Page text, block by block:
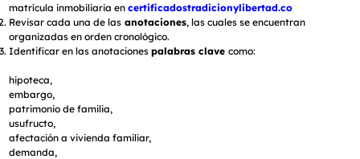
matrícula inmobiliaria en certificadostradicionylibertad.co
Revisar cada una de las anotaciones, las cuales se encuentran
organizadas en orden cronológico.
Identificar en las anotacionespalabras clavecomo:
hipoteca,
embargo,
patrimonio de familia,
usufructo,
afectación a vivienda familiar,
demanda,